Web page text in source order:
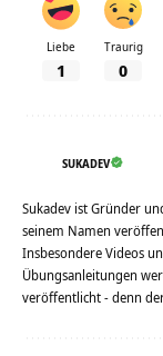
Liebe
1
Traurig
0
SUKADEV
Sukadev ist Gründer
seinem Namen
Insbesondere Videos
Übungsanleitungen
veröffentlicht - denn